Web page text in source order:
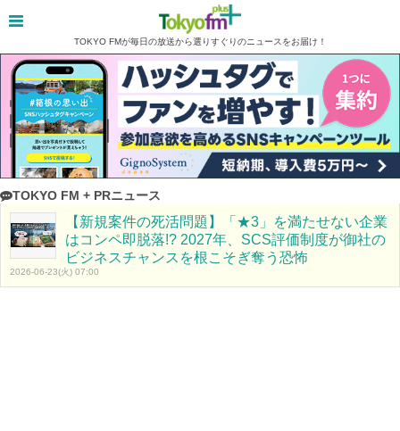
TOKYO FMが毎日の放送から選りすぐりのニュースをお届け！
TOKYO FM + PRニュース
【新規案件の死活問題】「★3」を満たせない企業
はコンペ即脱落!? 2027年、SCS評価制度が御社の
ビジネスチャンスを根こそぎ奪う恐怖
2026-06-23(火) 07:00